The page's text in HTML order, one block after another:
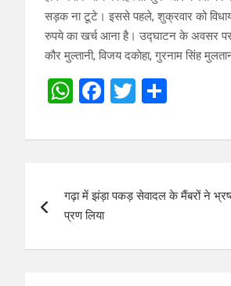
सड़क ना टूटे। इससे पहले, शुक्रवार को
रुपये का खर्च आना है। उद्घाटन के अवसर पर
कौर मुल्तानी, विजय दकाेहा, गुरनाम सिंह
W
at
A
p
p
F
ce
o
o
k
T
tt ar
navigation
गढ़ा में झंड़ा पकड़ सेवादल के मैंबरों ने
प्रण लिया